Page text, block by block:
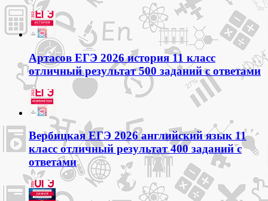
Артасов ЕГЭ 2026 история 11 класс
отличный результат 500 заданий с ответами
Вербицкая ЕГЭ 2026 английский язык 11
класс отличный результат 400 заданий с
ответами